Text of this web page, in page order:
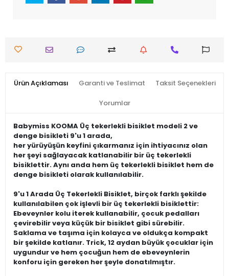
Ürün Açıklaması Garanti ve Teslimat Taksit Seçenekleri
Yorumlar
Babymiss KOOMA Üç tekerlekli bisiklet modeli 2 ve
denge bisikleti 9'u 1 arada,
her yürüyüşün keyfini çıkarmanız için ihtiyacınız olan
her şeyi sağlayacak katlanabilir bir üç tekerlekli
bisiklettir. Aynı anda hem üç tekerlekli bisiklet hem de
denge bisikleti olarak kullanılabilir.
9'u 1 Arada Üç Tekerlekli Bisiklet, birçok farklı şekilde
kullanılabilen çok işlevli bir üç tekerlekli bisiklettir:
Ebeveynler kolu iterek kullanabilir, çocuk pedalları
çevirebilir veya küçük bir bisiklet gibi sürebilir.
Saklama ve taşıma için kolayca ve oldukça kompakt
bir şekilde katlanır. Trick, 12 aydan büyük çocuklar için
uygundur ve hem çocuğun hem de ebeveynlerin
konforu için gereken her şeyle donatılmıştır.